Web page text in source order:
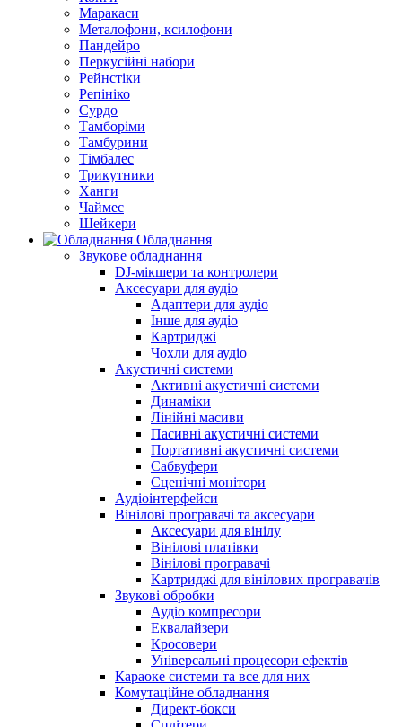
Маракаси
Металофони, ксилофони
Пандейро
Перкусійні набори
Рейнстіки
Репініко
Сурдо
Тамборіми
Тамбурини
Тімбалес
Трикутники
Ханги
Чаймес
Шейкери
Обладнання
Звукове обладнання
DJ-мікшери та контролери
Аксесуари для аудіо
Адаптери для аудіо
Інше для аудіо
Картриджі
Чохли для аудіо
Акустичні системи
Активні акустичні системи
Динаміки
Лінійні масиви
Пасивні акустичні системи
Портативні акустичні системи
Сабвуфери
Сценічні монітори
Аудіоінтерфейси
Вінілові програвачі та аксесуари
Аксесуари для вінілу
Вінілові платівки
Вінілові програвачі
Картриджі для вінілових програвачів
Звукові обробки
Аудіо компресори
Еквалайзери
Кросовери
Універсальні процесори ефектів
Караоке системи та все для них
Комутаційне обладнання
Директ-бокси